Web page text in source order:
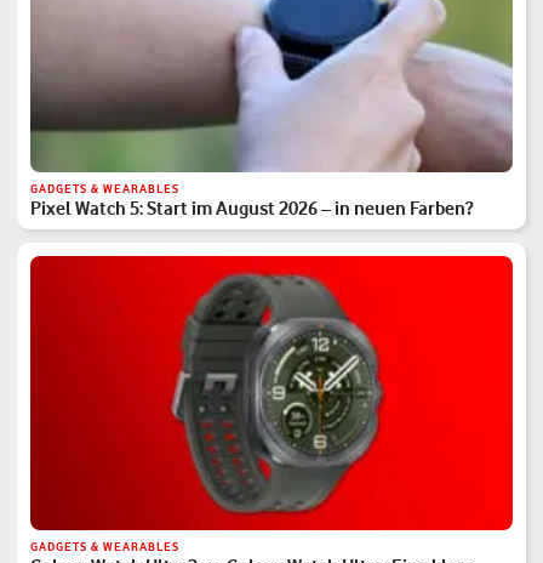
GADGETS & WEARABLES
Pixel Watch 5: Start im August 2026 – in neuen Farben?
GADGETS & WEARABLES